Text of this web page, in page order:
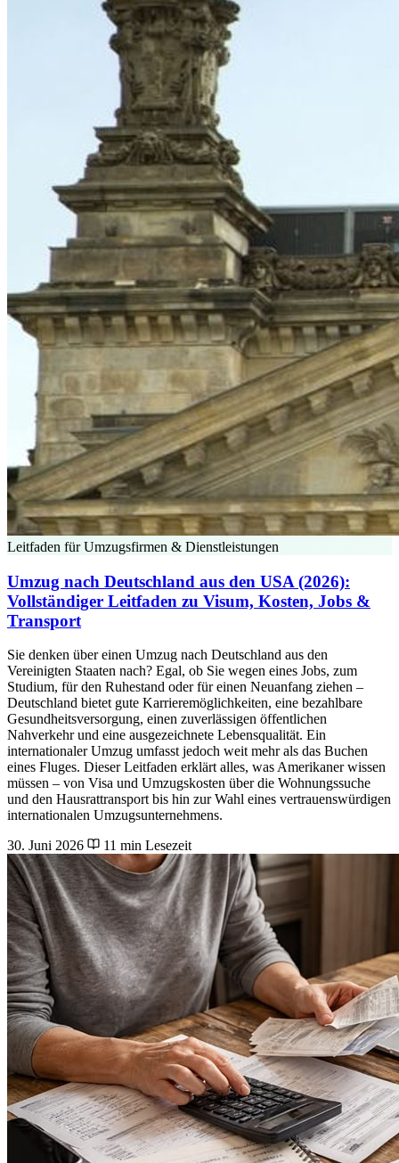
Leitfaden für Umzugsfirmen & Dienstleistungen
Umzug nach Deutschland aus den USA (2026):
Vollständiger Leitfaden zu Visum, Kosten, Jobs &
Transport
Sie denken über einen Umzug nach Deutschland aus den
Vereinigten Staaten nach? Egal, ob Sie wegen eines Jobs, zum
Studium, für den Ruhestand oder für einen Neuanfang ziehen –
Deutschland bietet gute Karrieremöglichkeiten, eine bezahlbare
Gesundheitsversorgung, einen zuverlässigen öffentlichen
Nahverkehr und eine ausgezeichnete Lebensqualität. Ein
internationaler Umzug umfasst jedoch weit mehr als das Buchen
eines Fluges. Dieser Leitfaden erklärt alles, was Amerikaner wissen
müssen – von Visa und Umzugskosten über die Wohnungssuche
und den Hausrattransport bis hin zur Wahl eines vertrauenswürdigen
internationalen Umzugsunternehmens.
30. Juni 2026
11 min Lesezeit